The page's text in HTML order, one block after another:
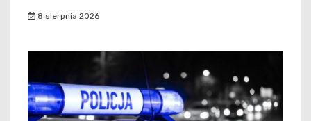
8 sierpnia 2026